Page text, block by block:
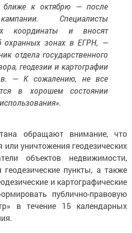
ближе к октябрю — после
Специалисты
координаты и вносят
охранных зонах в ЕГРН, —
отдела государственного
геодезии и картографии
— К сожалению, не все
в хорошем состоянии
обращают внимание, что
уничтожения геодезических
объектов недвижимости,
пункты, а также
и картографические
публично-правовую
в течение 15 календарных